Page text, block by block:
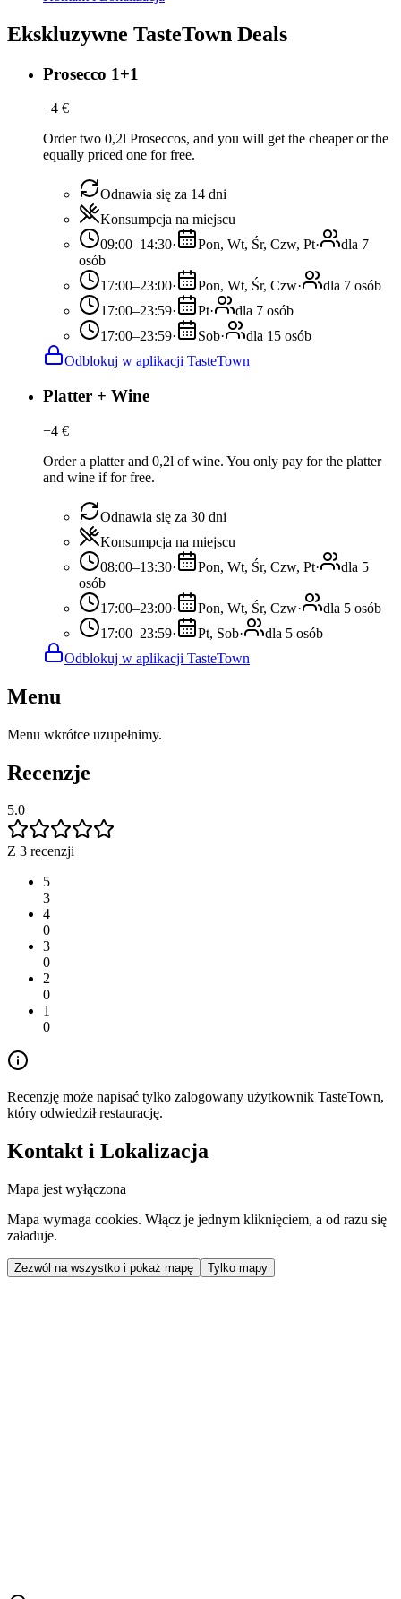
Ekskluzywne TasteTown Deals
Prosecco 1+1
−4 €
Order two 0,2l Proseccos, and you will get the cheaper or the
equally priced one for free.
Odnawia się za 14 dni
Konsumpcja na miejscu
09:00–14:30· Pon, Wt, Śr, Czw, Pt·
dla 7
osób
17:00–23:00· Pon, Wt, Śr, Czw·
dla 7 osób
17:00–23:59· Pt·
dla 7 osób
17:00–23:59· Sob·
dla 15 osób
Odblokuj w aplikacji TasteTown
Platter + Wine
−4 €
Order a platter and 0,2l of wine. You only pay for the platter
and wine if for free.
Odnawia się za 30 dni
Konsumpcja na miejscu
08:00–13:30· Pon, Wt, Śr, Czw, Pt·
dla 5
osób
17:00–23:00· Pon, Wt, Śr, Czw·
dla 5 osób
17:00–23:59· Pt, Sob·
dla 5 osób
Odblokuj w aplikacji TasteTown
Menu
Menu wkrótce uzupełnimy.
Recenzje
5.0
Z 3 recenzji
5
3
4
0
3
0
2
0
1
0
Recenzję może napisać tylko zalogowany użytkownik TasteTown,
który odwiedził restaurację.
Kontakt i Lokalizacja
Mapa jest wyłączona
Mapa wymaga cookies. Włącz je jednym kliknięciem, a od razu się
załaduje.
Zezwól na wszystko i pokaż mapę Tylko mapy